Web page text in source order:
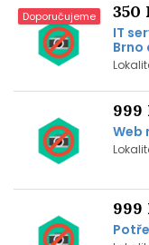
Doporučujeme 350
IT
Brno
999
Web
999